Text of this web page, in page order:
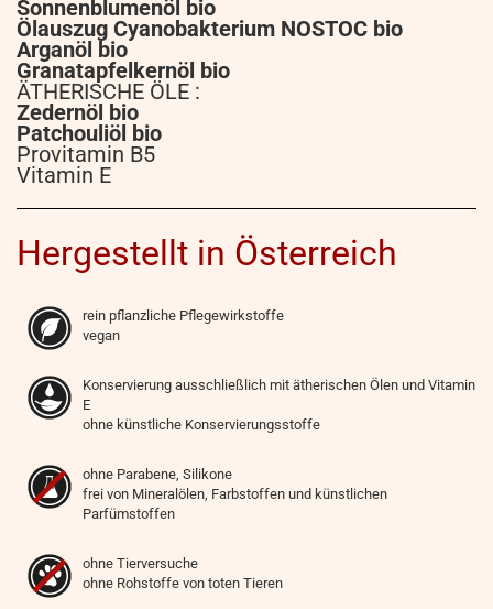
Sonnenblumenöl bio
Ölauszug Cyanobakterium NOSTOC bio
Arganöl bio
Granatapfelkernöl bio
ÄTHERISCHE ÖLE :
Zedernöl bio
Patchouliöl bio
Provitamin B5
Vitamin E
Hergestellt in Österreich
rein pflanzliche Pflegewirkstoffe
vegan
Konservierung ausschließlich mit ätherischen Ölen und Vitamin
E
ohne künstliche Konservierungsstoffe
ohne Parabene, Silikone
frei von Mineralölen, Farbstoffen und künstlichen
Parfümstoffen
ohne Tierversuche
ohne Rohstoffe von toten Tieren